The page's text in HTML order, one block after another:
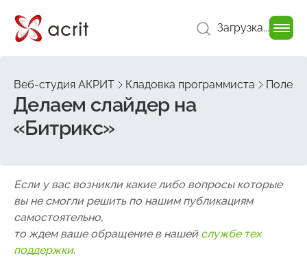
Загрузка...
Веб-студия АКРИТ Кладовка программиста
Делаем слайдер на
«Битрикс»
Если у вас возникли какие либо вопросы которые
вы не смогли решить по нашим публикациям
самостоятельно,
то ждем ваше обращение в нашей службе тех
поддержки.